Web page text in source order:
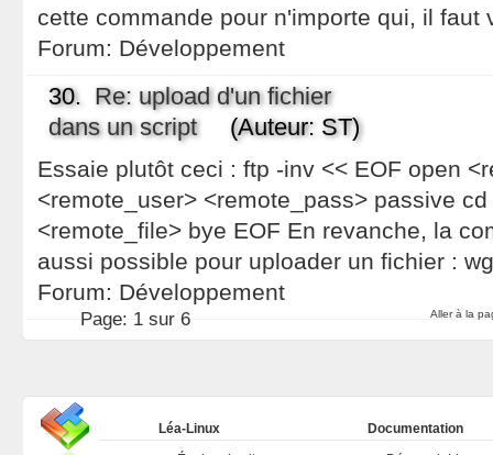
cette commande pour n'importe qui, il faut
Forum: Développement
30. Re: upload d'un fichier
dans un script(Auteur: ST)
Essaie plutôt ceci : ftp -inv << EOF open
<remote_user> <remote_pass> passive
<remote_file> bye EOF En revanche, la
aussi possible pour uploader un fichier :
Forum: Développement
Aller à la
Page: 1 sur 6
Léa-Linux
Documentation